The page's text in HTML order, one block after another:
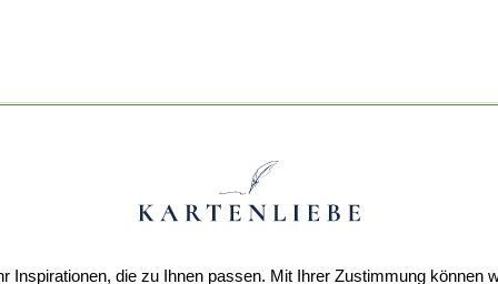
Inspirationen, die zu Ihnen passen. Mit Ihrer Zustimmung können